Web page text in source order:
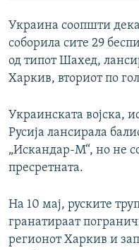
Украина соопшти
соборила сите 29
од типот Шахед,
Харкив, вториот по
Украинската војска,
Русија лансирала
„Искандар-М“, но не
пресретната.
На 10 мај, руските
гранатираат
регионот Харкив и